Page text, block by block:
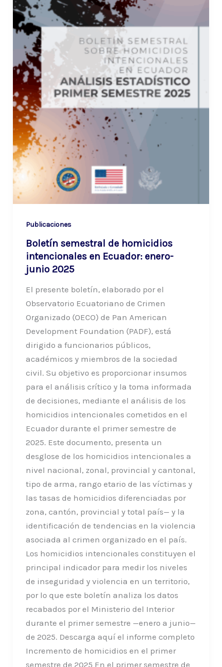
Publicaciones
Boletín semestral de homicidios
intencionales en Ecuador: enero-
junio 2025
El presente boletín, elaborado por el
Observatorio Ecuatoriano de Crimen
Organizado (OECO) de Pan American
Development Foundation (PADF), está
dirigido a funcionarios públicos,
académicos y miembros de la sociedad
civil. Su objetivo es proporcionar insumos
para el análisis crítico y la toma informada
de decisiones, mediante el análisis de los
homicidios intencionales cometidos en el
Ecuador durante el primer semestre de
2025. Este documento, presenta un
desglose de los homicidios intencionales a
nivel nacional, zonal, provincial y cantonal,
tipo de arma, rango etario de las víctimas y
las tasas de homicidios diferenciadas por
zona, cantón, provincial y total país— y la
identificación de tendencias en la violencia
asociada al crimen organizado en el país.
Los homicidios intencionales constituyen el
principal indicador para medir los niveles
de inseguridad y violencia en un territorio,
por lo que este boletín analiza los datos
recabados por el Ministerio del Interior
durante el primer semestre —enero a junio—
de 2025. Descarga aquí el informe completo
Incremento de homicidios en el primer
semestre de 2025 En el primer semestre de